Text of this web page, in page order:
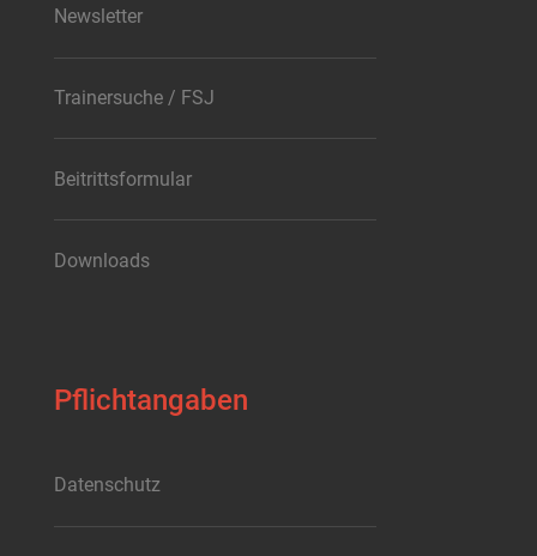
Newsletter
Trainersuche / FSJ
Beitrittsformular
Downloads
Pflichtangaben
Datenschutz